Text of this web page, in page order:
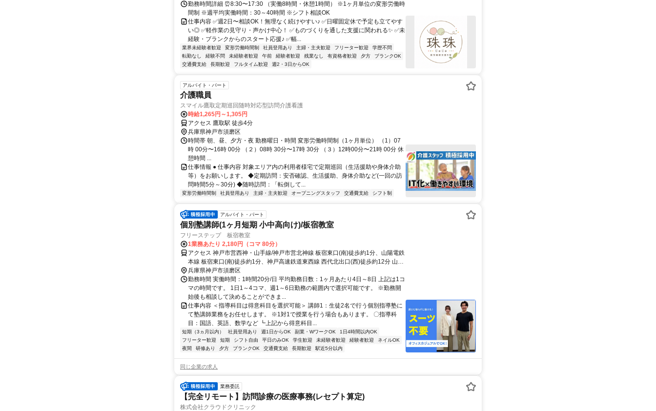
勤務時間詳細 ⏰8:30〜17:30 （実働8時間・休憩1時間） ※1ヶ月単位の変形労働時
間制 ※週平均実働時間：30～40時間 ※シフト相談OK
仕事内容 ✅週2日〜相談OK！無理なく続けやすい♪ ✅日曜固定休で予定も立てやす
い◎ ✅軽作業の見守り・声かけ中心！ ✅ものづくりを通した支援に関われる✨ ✅未
経験・ブランクからのスタート応援♪ ✅幅...
業界未経験者歓迎 変形労働時間制 社員登用あり 主婦・主夫歓迎 フリーター歓迎
学歴不問
転勤なし
経験不問 未経験者歓迎 午前 経験者歓迎 残業なし 有資格者歓迎 夕方
ブランクOK
交通費支給
長期歓迎 フルタイム歓迎 週2・3日からOK
アルバイト・パート
介護職員
スマイル鷹取定期巡回随時対応型訪問介護看護
時給1,265円～1,305円
アクセス 鷹取駅 徒歩4分
兵庫県神戸市須磨区
時間帯 朝、昼、夕方・夜 勤務曜日・時間 変形労働時間制（1ヶ月単位） （1）07
時 00分〜16時 00分 （２）08時 30分〜17時 30分 （３）12時00分〜21時 00分 休
憩時間 ...
仕事情報 ● 仕事内容 対象エリア内の利用者様宅で定期巡回（生活援助や身体介助
等）をお願いします。 ◆定期訪問：安否確認、生活援助、身体介助など(一回の訪
問時間5分～30分) ◆随時訪問：「転倒して...
変形労働時間制 社員登用あり 主婦・主夫歓迎 オープニングスタッフ 交通費支給 シフト制
アルバイト・パート
個別塾講師(1ヶ月短期 小中高向け)/板宿教室
フリーステップ 板宿教室
1業務あたり 2,180円（コマ 80分）
アクセス 神戸市営西神・山手線/神戸市営北神線 板宿東口(南)徒歩約1分、山陽電鉄
本線 板宿東口(南)徒歩約1分、神戸高速鉄道東西線 西代北出口(西)徒歩約12分 山陽
電鉄本線・神戸市営地下鉄西神・山手線（西神線）「板宿駅」より徒歩1分
兵庫県神戸市須磨区
勤務時間 実働時間：1時間20分/日 平均勤務日数：1ヶ月あたり4日～8日 上記は1コ
マの時間です。 1日1～4コマ、週1～6日勤務の範囲内で選択可能です。 ※勤務開
始後も相談して決めることができま...
仕事内容 ＜指導科目は得意科目を選択可能＞ 講師1：生徒2名で行う個別指導塾に
て塾講師業務をお任せします。 ※1対1で授業を行う場合もあります。 〇指導科
目：国語、英語、数学など ┗上記から得意科目...
短期（3ヵ月以内） 社員登用あり 週1日からOK 副業・WワークOK
1日4時間以内OK
フリーター歓迎
短期 シフト自由 平日のみOK 学生歓迎 未経験者歓迎 経験者歓迎
ネイルOK
夜間
研修あり 夕方 ブランクOK 交通費支給 長期歓迎 駅近5分以内
同じ企業の求人
業務委託
【完全リモート】訪問診療の医療事務(レセプト算定)
株式会社クラウドクリニック